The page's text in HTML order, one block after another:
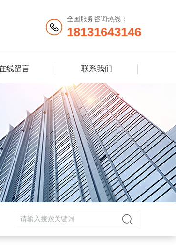
全国服务咨询热线：
18131643146
线留言 联系我们